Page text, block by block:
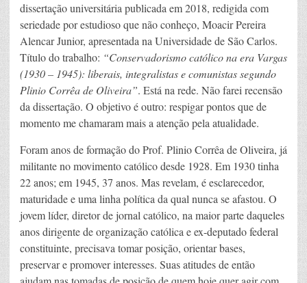
dissertação universitária publicada em 2018, redigida com
seriedade por estudioso que não conheço, Moacir Pereira
Alencar Junior, apresentada na Universidade de São Carlos.
Título do trabalho: “Conservadorismo católico na era Vargas
(1930 – 1945): liberais, integralistas e comunistas segundo
Plinio Corrêa de Oliveira”. Está na rede. Não farei recensão
da dissertação. O objetivo é outro: respigar pontos que de
momento me chamaram mais a atenção pela atualidade.
Foram anos de formação do Prof. Plinio Corrêa de Oliveira, já
militante no movimento católico desde 1928. Em 1930 tinha
22 anos; em 1945, 37 anos. Mas revelam, é esclarecedor,
maturidade e uma linha política da qual nunca se afastou. O
jovem líder, diretor de jornal católico, na maior parte daqueles
anos dirigente de organização católica e ex-deputado federal
constituinte, precisava tomar posição, orientar bases,
preservar e promover interesses. Suas atitudes de então